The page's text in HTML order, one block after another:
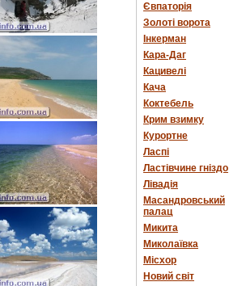
Євпаторія
Золоті ворота
Інкерман
Кара-Даг
Кацивелі
Кача
Коктебель
Крим взимку
Курортне
Ласпі
Ластівчине гніздо
Лівадія
Масандровський
палац
Микита
Миколаївка
Місхор
Новий світ